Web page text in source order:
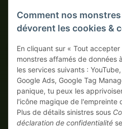
MÉTHODES DE
Sur facture
Comment nos
dévorent les cookies &
En cliquant sur « Tout
monstres affamés de données
les services suivants :
Google Ads, Google Tag
panique, tu peux les
l'icône magique de l'empreinte
Plus de détails sinistres sous
déclaration de confidentialité